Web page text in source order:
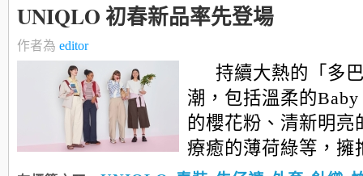
UNIQLO 初春新品率先登場
作者為 editor
持續大熱的「多
潮，包括溫柔的
的櫻花粉、清新明亮
療癒的薄荷綠等，擁